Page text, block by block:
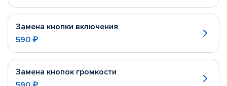
Замена кнопки включения
590 ₽
Замена кнопок громкости